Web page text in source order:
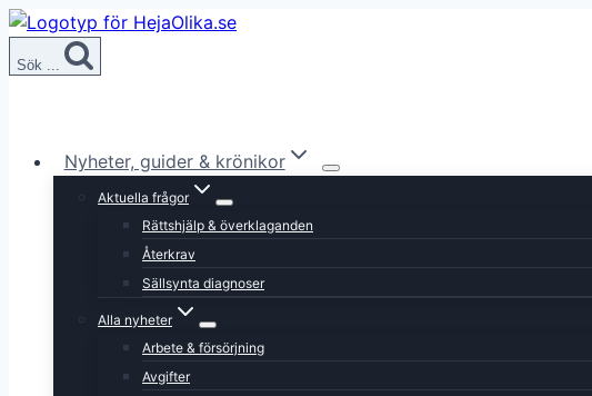
Skip
content
Sök ...
Nyheter, guider & krönikor
Aktuella frågor
Rättshjälp & överklaganden
Återkrav
Sällsynta diagnoser
Alla nyheter
Arbete & försörjning
Avgifter